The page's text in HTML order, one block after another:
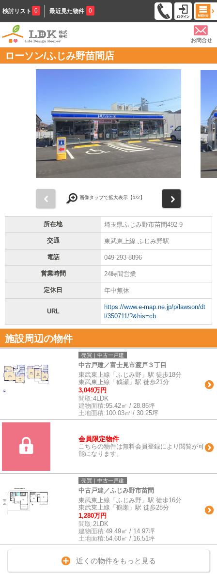
検討リスト 0 最近見た物件 0
お問合せ
ローソン/ふじみ野苗間店
画像タップで拡大表示【1/2】
所在地 埼玉県ふじみ野市苗間492-9
交通 東武東上線 ふじみ野駅
電話 049-293-8896
営業時間 24時間営業
定休日 年中無休
URL
https://www.e-map.ne.jp/p/lawson/dt
l/350711/?&his=cb
施設周辺の物件
売買｜中古一戸建
中古戸建／富士見市渡戸３丁目
東武東上線「ふじみ野」駅 徒歩18分
東武東上線「鶴瀬」駅 徒歩21分
3,049万円
間取:4LDK
建物面積:95.42㎡ / 28.86坪
土地面積:100.03㎡ / 30.25坪
会員限定物件
こちらの物件は無料会員登録により閲覧が可
能になります。
売買｜中古一戸建
中古戸建／ふじみ野市苗間
東武東上線「ふじみ野」駅 徒歩16分
東武東上線「鶴瀬」駅 徒歩28分
1,280万円
間取:2LDK
建物面積:49.49㎡ / 14.97坪
土地面積:54.60㎡ / 16.51坪
近くの物件をもっと見る